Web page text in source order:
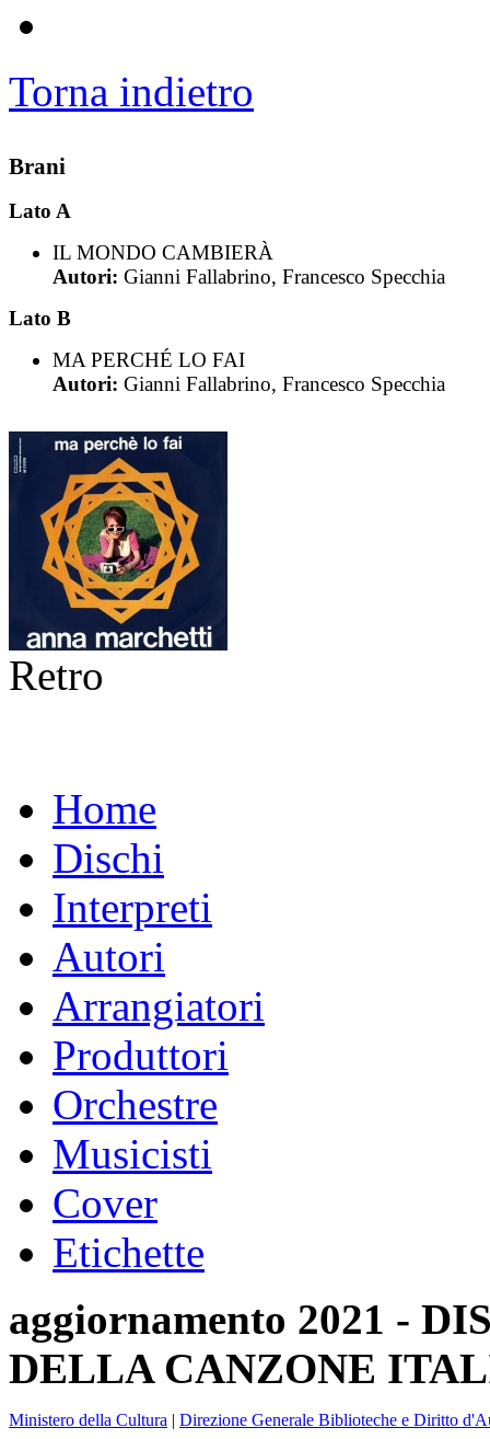
Torna indietro
Brani
Lato A
IL MONDO CAMBIERÀ
Autori: Gianni Fallabrino, Francesco Specchia
Lato B
MA PERCHÉ LO FAI
Autori: Gianni Fallabrino, Francesco Specchia
Retro
Home
Dischi
Interpreti
Autori
Arrangiatori
Produttori
Orchestre
Musicisti
Cover
Etichette
aggiornamento 2021 -
DELLA CANZONE
Ministero della Cultura | Direzione Generale Biblioteche e Diritto